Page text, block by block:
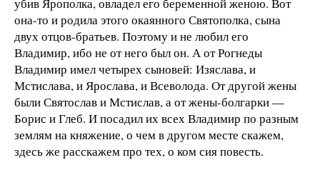
она-то и родила этого окаянного Святополка, сына
двух отцов-братьев. Поэтому и не любил его
Владимир, ибо не от него был он. А от Рогнеды
Владимир имел четырех сыновей: Изяслава, и
Мстислава, и Ярослава, и Всеволода. От другой жены
были Святослав и Мстислав, а от жены-болгарки —
Борис и Глеб. И посадил их всех Владимир по разным
землям на княжение, о чем в другом месте скажем,
здесь же расскажем про тех, о ком сия повесть.